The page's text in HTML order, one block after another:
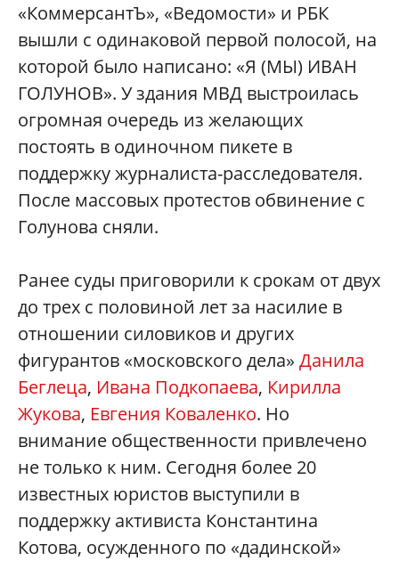
«КоммерсантЪ», «Ведомости» и РБК
вышли с одинаковой первой полосой, на
которой было написано: «Я (МЫ) ИВАН
ГОЛУНОВ». У здания МВД выстроилась
огромная очередь из желающих
постоять в одиночном пикете в
поддержку журналиста-расследователя.
После массовых протестов обвинение с
Голунова сняли.
Ранее суды приговорили к срокам от двух
до трех с половиной лет за насилие в
отношении силовиков и других
фигурантов «московского дела» Данила
Беглеца, Ивана Подкопаева, Кирилла
Жукова, Евгения Коваленко. Но
внимание общественности привлечено
не только к ним. Сегодня более 20
известных юристов выступили в
поддержку активиста Константина
Котова, осужденного по «дадинской»